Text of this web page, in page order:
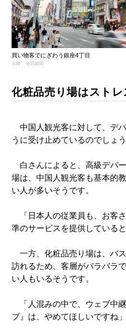
買い物客でにぎわう銀座4丁目
出典： 朝日新聞
化粧品売り場はストレ
中国人観光客に対して、デ
うに受け止めているのでしょ
白さんによると、高級デパ
場は、中国人観光客も基本的
い人が多いそうです。
「日本人の従業員も、お客
準のサービスを提供していると
一方、化粧品売り場は、バ
訪れるため、客層がバラバラ
い人もいるそうです。
「人混みの中で、ウェブ中
ブ』は、やめてほしいですね」